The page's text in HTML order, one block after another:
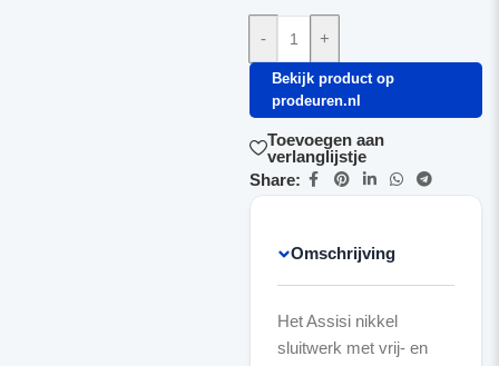
- +
Bekijk product op
prodeuren.nl
Toevoegen aan
verlanglijstje
Share:
Omschrijving
Het Assisi nikkel
sluitwerk met vrij- en